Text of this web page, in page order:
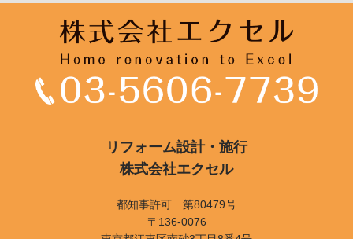
リフォーム設計・施行
株式会社エクセル
都知事許可 第80479号
〒136-0076